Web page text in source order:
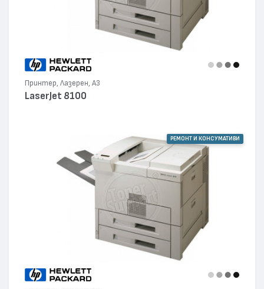
Принтер, Лазерен, А3
LaserJet 8100
РЕМОНТ И КОНСУМАТИВИ